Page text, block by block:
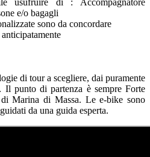
usufruire di : Accompagnatore
e/o bagagli
sono da concordare
di tour a scegliere, dai puramente
Il punto di partenza è sempre Forte
Marina di Massa. Le e-bike sono
da una guida esperta.